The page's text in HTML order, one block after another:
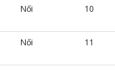
Női 10
Női 11